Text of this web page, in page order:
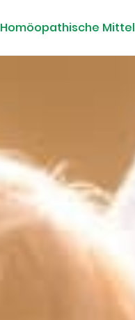
Homöopathische Mittel